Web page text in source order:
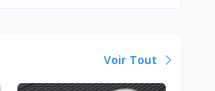
Voir Tout